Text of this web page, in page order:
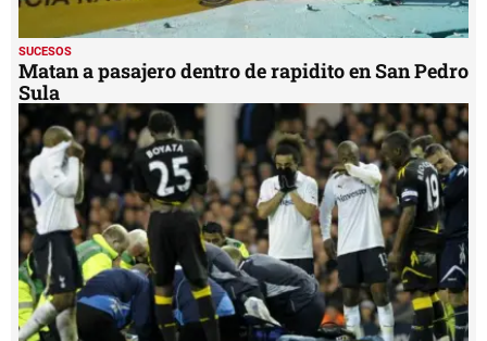
SUCESOS
Matan a pasajero dentro de rapidito en San Pedro
Sula